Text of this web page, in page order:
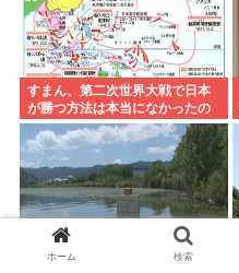
すまん、第二次世界大戦で日本
が勝つ方法は本当になかったの
か？
ホーム 検索